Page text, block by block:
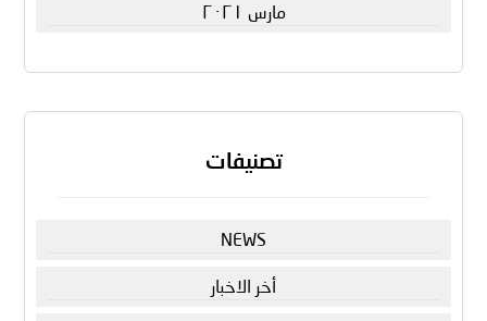
مارس ٢٠٢١
تصنيفات
NEWS
أخر الاخبار